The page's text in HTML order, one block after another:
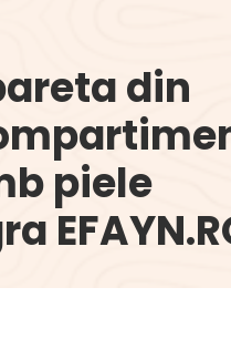
din
piele